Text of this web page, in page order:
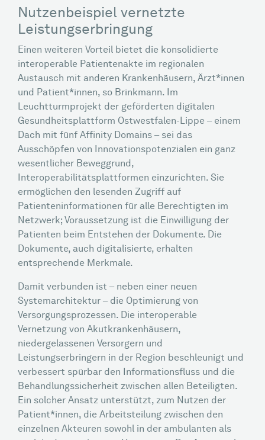
Nutzenbeispiel vernetzte
Leistungserbringung
Einen weiteren Vorteil bietet die konsolidierte
interoperable Patientenakte im regionalen
Austausch mit anderen Krankenhäusern, Ärzt*innen
und Patient*innen, so Brinkmann. Im
Leuchtturmprojekt der geförderten digitalen
Gesundheitsplattform Ostwestfalen-Lippe – einem
Dach mit fünf Affinity Domains – sei das
Ausschöpfen von Innovationspotenzialen ein ganz
wesentlicher Beweggrund,
Interoperabilitätsplattformen einzurichten. Sie
ermöglichen den lesenden Zugriff auf
Patienteninformationen für alle Berechtigten im
Netzwerk; Voraussetzung ist die Einwilligung der
Patienten beim Entstehen der Dokumente. Die
Dokumente, auch digitalisierte, erhalten
entsprechende Merkmale.
Damit verbunden ist – neben einer neuen
Systemarchitektur – die Optimierung von
Versorgungsprozessen. Die interoperable
Vernetzung von Akutkrankenhäusern,
niedergelassenen Versorgern und
Leistungserbringern in der Region beschleunigt und
verbessert spürbar den Informationsfluss und die
Behandlungssicherheit zwischen allen Beteiligten.
Ein solcher Ansatz unterstützt, zum Nutzen der
Patient*innen, die Arbeitsteilung zwischen den
einzelnen Akteuren sowohl in der ambulanten als